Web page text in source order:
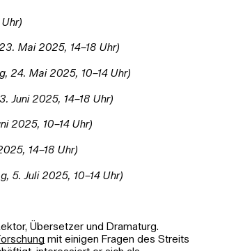
Mai 2025, 14–18 Uhr)
24. Mai 2025, 10–14 Uhr)
Juni 2025, 14–18 Uhr)
2025, 10–14 Uhr)
14–18 Uhr)
5. Juli 2025, 10–14 Uhr)
Übersetzer und Dramaturg.
mit einigen Fragen des Streits